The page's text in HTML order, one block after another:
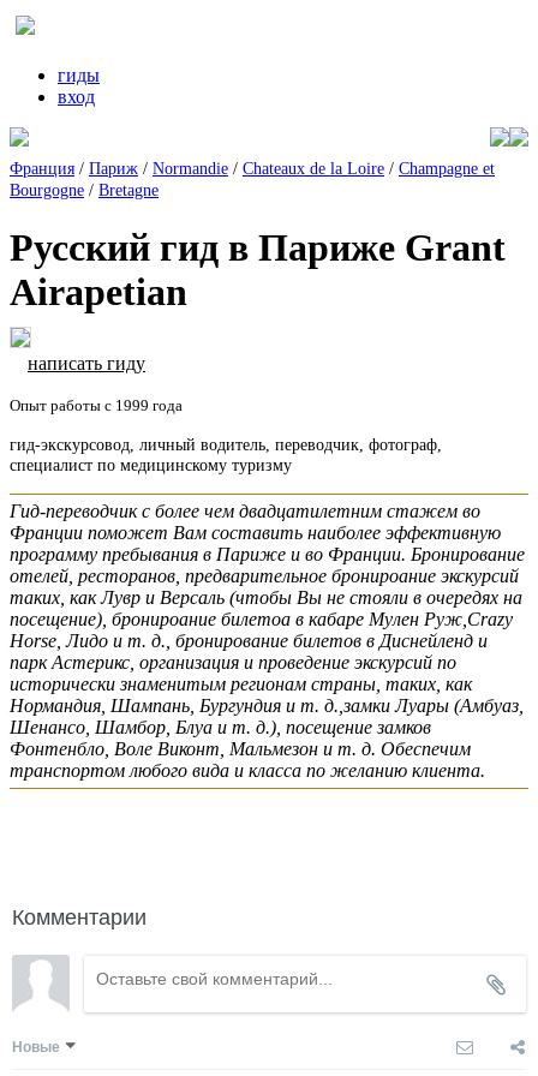
гиды
вход
Франция / Париж / Normandie / Chateaux de la Loire / Champagne et
Bourgogne / Bretagne
Русский гид в Париже Grant
Airapetian
написать гиду
Опыт работы с 1999 года
гид-экскурсовод, личный водитель, переводчик, фотограф,
специалист по медицинскому туризму
Гид-переводчик с более чем двадцатилетним стажем во
Франции поможет Вам составить наиболее эффективную
программу пребывания в Париже и во Франции. Бронирование
отелей, ресторанов, предварительное бронироание экскурсий
таких, как Лувр и Версаль (чтобы Вы не стояли в очередях на
посещение), бронироание билетоа в кабаре Мулен Руж,Crazy
Horse, Лидо и т. д., бронирование билетов в Диснейленд и
парк Астерикс, организация и проведение экскурсий по
исторически знаменитым регионам страны, таких, как
Нормандия, Шампань, Бургундия и т. д.,замки Луары (Амбуаз,
Шенансо, Шамбор, Блуа и т. д.), посещение замков
Фонтенбло, Воле Виконт, Мальмезон и т. д. Обеспечим
транспортом любого вида и класса по желанию клиента.
Комментарии
Новые